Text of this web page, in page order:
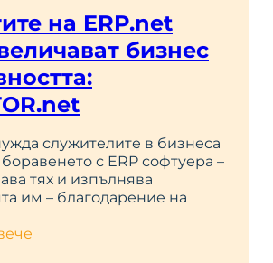
на ERP.net
бизнес
служителите в бизнеса
с ERP софтуера –
тях и изпълнява
им – благодарение на